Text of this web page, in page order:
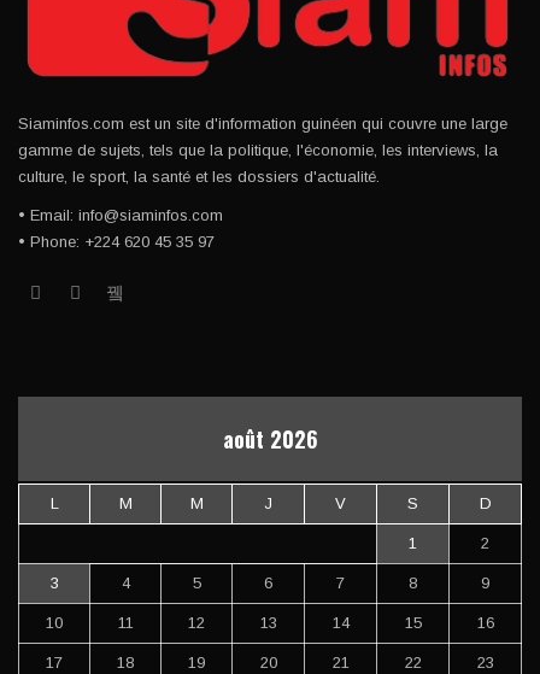
Siaminfos.com est un site d'information guinéen qui couvre une large
gamme de sujets, tels que la politique, l'économie, les interviews, la
culture, le sport, la santé et les dossiers d'actualité.
• Email: info@siaminfos.com
• Phone: +224 620 45 35 97
août 2026
L M M J V S D
1 2
3 4 5 6 7 8 9
10 11 12 13 14 15 16
17 18 19 20 21 22 23